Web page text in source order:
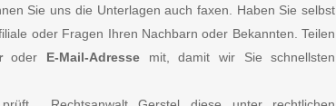
Sie uns die Unterlagen auch faxen. Haben Sie selbst
oder Fragen Ihren Nachbarn oder Bekannten. Teilen
oder E-Mail-Adressemit, damit wir Sie schnellsten